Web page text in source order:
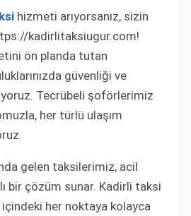
hizmeti arıyorsanız, sizin
kadirlitaksiugur.com!
ön planda tutan
güvenliği ve
Tecrübeli şoförlerimiz
her türlü ulaşım
gelen taksilerimiz, acil
bir çözüm sunar. Kadirli taksi
her noktaya kolayca